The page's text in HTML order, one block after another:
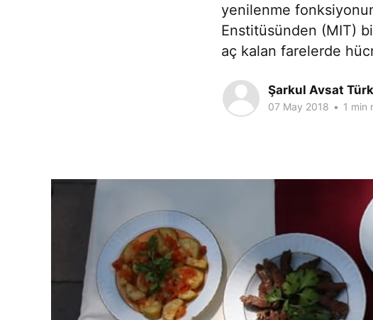
yenilenme
Enstitüsünden (MIT)
aç kalan farelerde
Şarkul Avsat
07 May 2018 • 1 min